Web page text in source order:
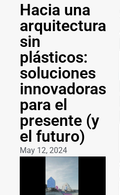
Hacia una
arquitectura
sin
plásticos:
soluciones
innovadoras
para el
presente (y
el futuro)
May 12, 2024